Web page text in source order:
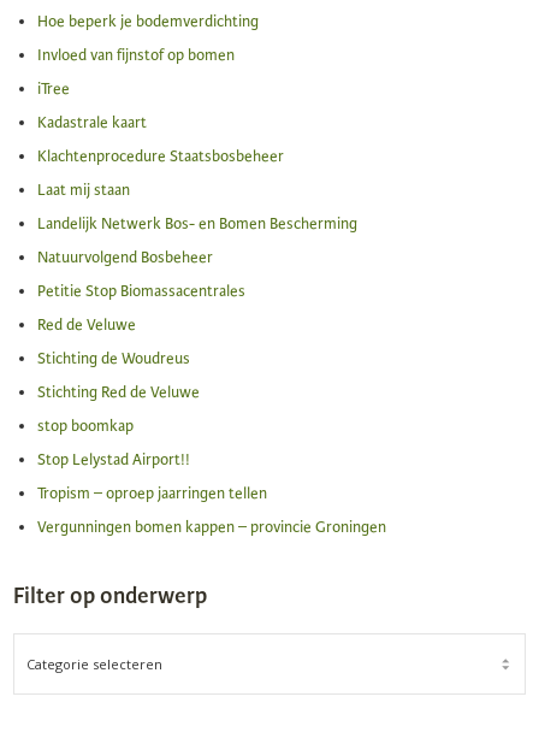
Hoe beperk je bodemverdichting
Invloed van fijnstof op bomen
iTree
Kadastrale kaart
Klachtenprocedure Staatsbosbeheer
Laat mij staan
Landelijk Netwerk Bos- en Bomen Bescherming
Natuurvolgend Bosbeheer
Petitie Stop Biomassacentrales
Red de Veluwe
Stichting de Woudreus
Stichting Red de Veluwe
stop boomkap
Stop Lelystad Airport!!
Tropism – oproep jaarringen tellen
Vergunningen bomen kappen – provincie Groningen
Filter op onderwerp
FILTER